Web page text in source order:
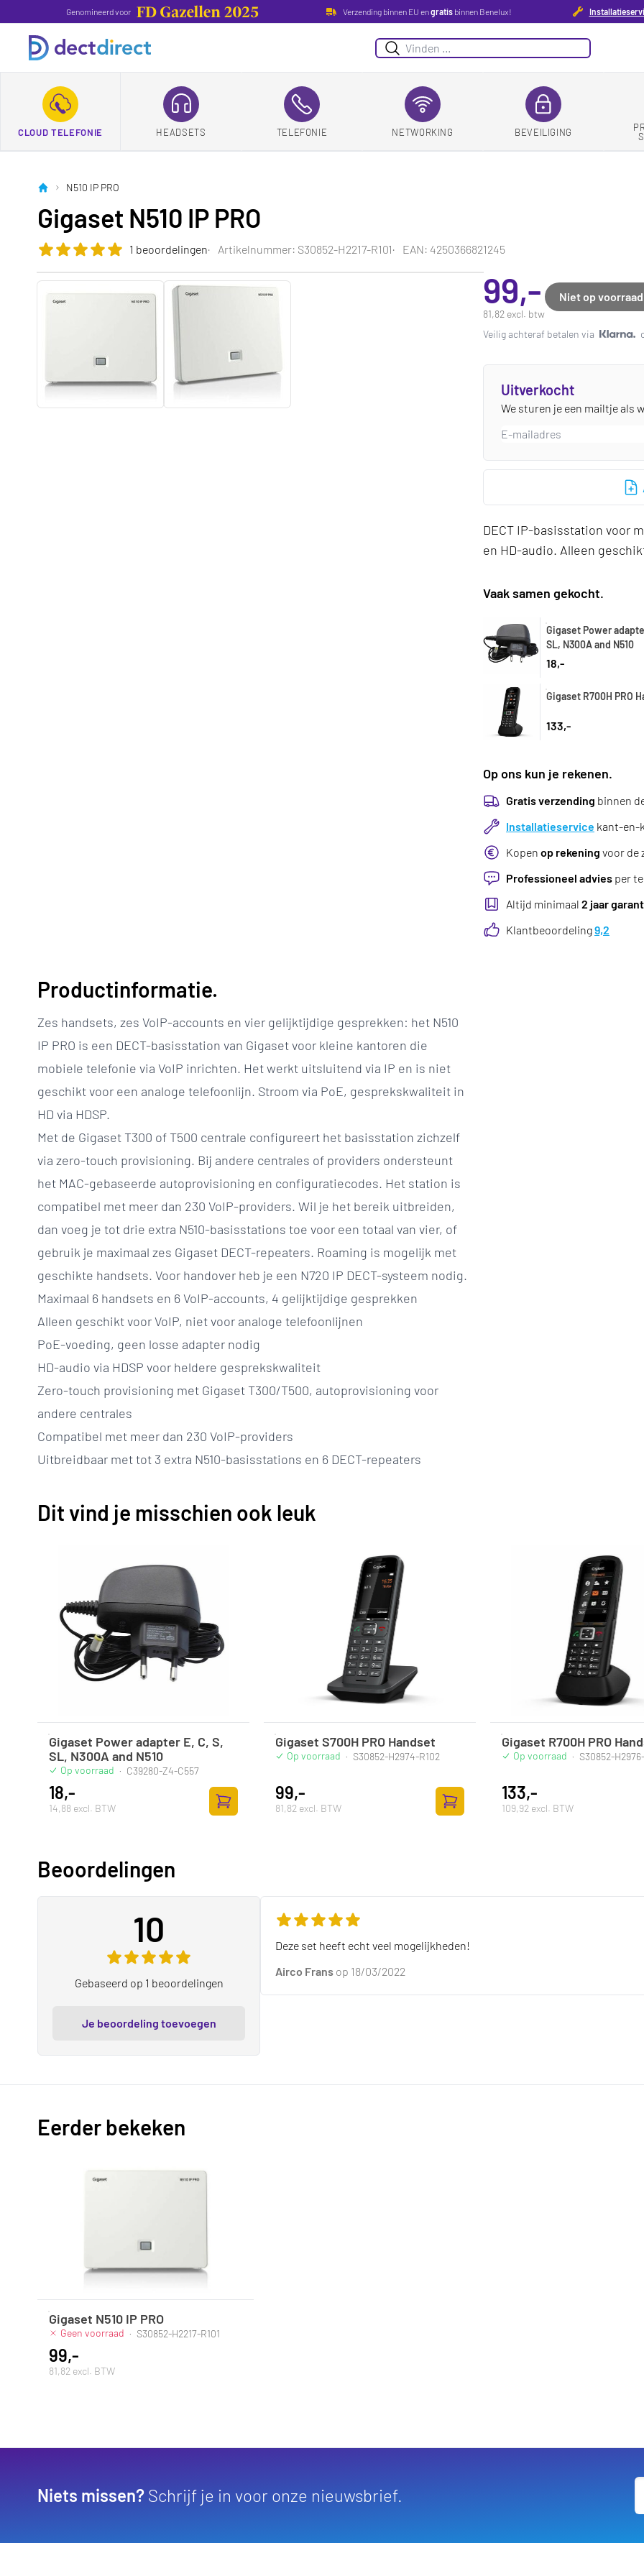
Genomineerd voor Verzending binnen EU engratisbinnen Benelux!
Zoeken
CLOUD TELEFONIE HEADSETS TELEFONIE NETWORKING BEVEILIGING
N510 IP PRO
Gigaset N510 IP PRO
De beoordeling van dit product is5.0 van de 5
1 beoordelingen Artikelnummer: S30852-H2217-R101 EAN: 4250366821245
SIP trunk nodig? 99,-
81,82 excl. btw
Niet op voorraad
Veilig achteraf betalen via
Uitverkocht
We sturen je een mailtje als
DECT IP-basisstation voor
en HD-audio. Alleen
Vaak samen gekocht.
Gigaset Power
SL, N300A and N510
18,-
Gigaset R700H PRO
133,-
Op ons kun je rekenen.
Gratis verzending binnen
Installatieservice kant-en-
Kopen op rekening voor de
Professioneel advies per
Altijd minimaal 2 jaar
Klantbeoordeling9,2
Productinformatie.
Zes handsets, zes VoIP-accounts en vier gelijktijdige gesprekken: het N510
IP PRO is een DECT-basisstation van Gigaset voor kleine kantoren die
mobiele telefonie via VoIP inrichten. Het werkt uitsluitend via IP en is niet
geschikt voor een analoge telefoonlijn. Stroom via PoE, gesprekskwaliteit in
HD via HDSP.
Met de Gigaset T300 of T500 centrale configureert het basisstation zichzelf
via zero-touch provisioning. Bij andere centrales of providers ondersteunt
het MAC-gebaseerde autoprovisioning en configuratiecodes. Het station is
compatibel met meer dan 230 VoIP-providers. Wil je het bereik uitbreiden,
dan voeg je tot drie extra N510-basisstations toe voor een totaal van vier, of
gebruik je maximaal zes Gigaset DECT-repeaters. Roaming is mogelijk met
geschikte handsets. Voor handover heb je een N720 IP DECT-systeem nodig.
Maximaal 6 handsets en 6 VoIP-accounts, 4 gelijktijdige gesprekken
Alleen geschikt voor VoIP, niet voor analoge telefoonlijnen
PoE-voeding, geen losse adapter nodig
HD-audio via HDSP voor heldere gesprekskwaliteit
Zero-touch provisioning met Gigaset T300/T500, autoprovisioning voor
andere centrales
Compatibel met meer dan 230 VoIP-providers
Uitbreidbaar met tot 3 extra N510-basisstations en 6 DECT-repeaters
Dit vind je misschien ook leuk
Gigaset Power adapter E, C, S,
SL, N300A and N510
Op voorraad · C39280-Z4-C557
18,-
14,88 excl. BTW
Toevoegen aan winkelwagen
Gigaset S700H PRO Handset
Op voorraad · S30852-H2974-R102
99,-
81,82 excl. BTW
Toevoegen aan winkelwagen
Gigaset R700H PRO
Op voorraad · S30852-
133,-
109,92 excl. BTW
Beoordelingen
10
Gebaseerd op 1 beoordelingen
Je beoordeling toevoegen
Deze set heeft echt veel mogelijkheden!
Airco Frans op 18/03/2022
Eerder bekeken
Gigaset N510 IP PRO
Geen voorraad · S30852-H2217-R101
99,-
81,82 excl. BTW
Niets missen? Schrijf je in voor onze nieuwsbrief.